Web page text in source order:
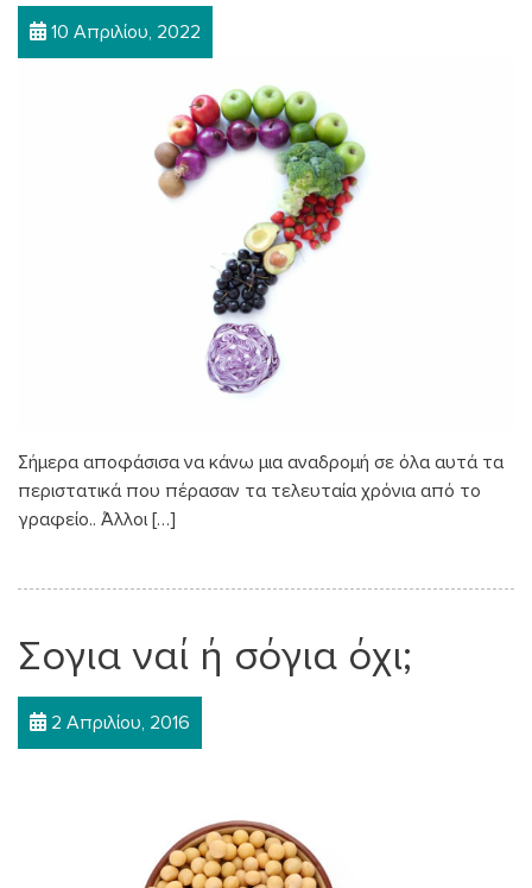
10 Απριλίου, 2022
Σήμερα αποφάσισα να κάνω μια αναδρομή σε όλα αυτά τα
περιστατικά που πέρασαν τα τελευταία χρόνια από το
γραφείο.. Άλλοι […]
Σογια ναί ή σόγια όχι;
2 Απριλίου, 2016